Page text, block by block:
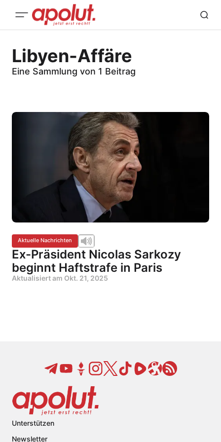
Libyen-Affäre
Eine Sammlung von 1 Beitrag
Aktuelle Nachrichten
Ex-Präsident Nicolas Sarkozy
beginnt Haftstrafe in Paris
Aktualisiert am Okt. 21, 2025
Unterstützen
Newsletter